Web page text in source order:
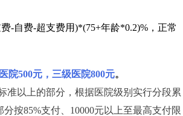
-自费-超支费用)*(75+年龄*0.2)%，正常
院500元，三级医院800元。
准以上的部分，根据医院级别实行分段累
按85%支付、10000元以上至最高支付限